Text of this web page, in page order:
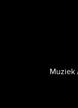
Muziek